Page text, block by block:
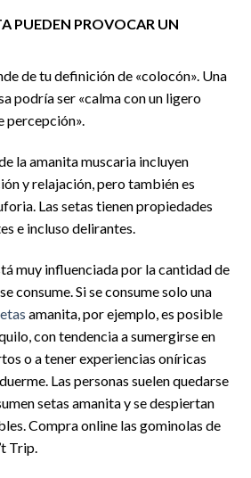
PUEDEN PROVOCAR UN
de tu definición de «colocón». Una
podría ser «calma con un ligero
percepción».
la amanita muscaria incluyen
y relajación, pero también es
Las setas tienen propiedades
e incluso delirantes.
muy influenciada por la cantidad de
consume. Si se consume solo una
amanita, por ejemplo, es posible
con tendencia a sumergirse en
o a tener experiencias oníricas
Las personas suelen quedarse
setas amanita y se despiertan
Compra online las gominolas de
Trip.